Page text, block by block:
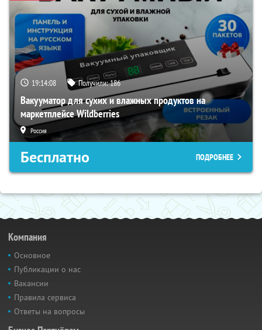
19:14:07 Получили:186
Вакууматор для сухих и влажных продуктов на
маркетплейсе Wildberries
Россия
Бесплатно ПОДРОБНЕЕ
Компания
Основное
Публикации о нас
Вакансии
Правила сервиса
Ответы на вопросы